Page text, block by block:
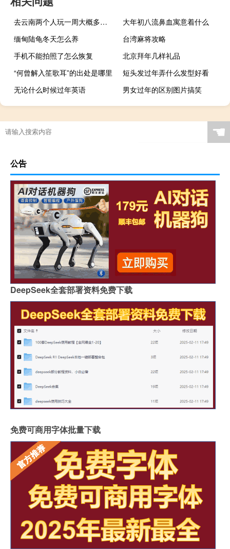
去云南两个人玩一周大概多少钱
大年初八流鼻血寓意着什么
缅甸陆龟冬天怎么养
台湾麻将攻略
手机不能拍照了怎么恢复
北京拜年几样礼品
“何曾解入笙歌耳”的出处是哪里
短头发过年弄什么发型好看
无论什么时候过年英语
男女过年的区别图片搞笑
☚
公告
DeepSeek全套部署资料免费下载
免费可商用字体批量下载